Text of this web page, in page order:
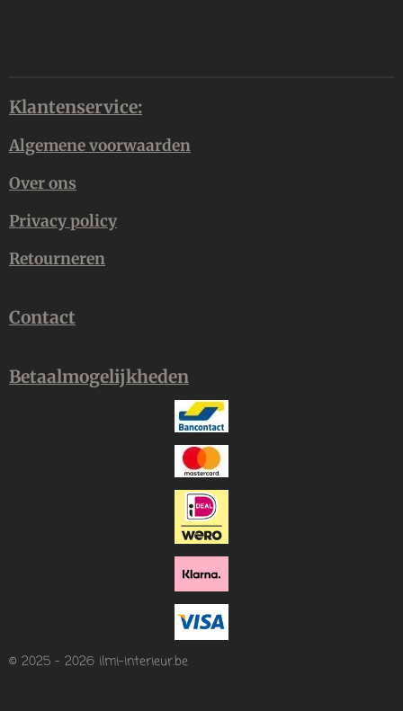
Klantenservice:
Algemene voorwaarden
Over ons
Privacy policy
Retourneren
Contact
Betaalmogelijkheden
© 2025 - 2026 ilmi-interieur.be